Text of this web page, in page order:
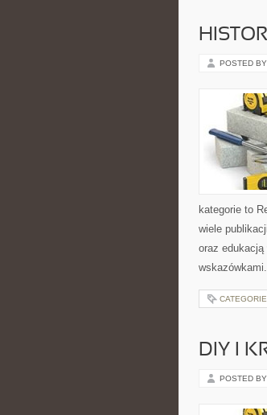
POSTED
kategorie to
wiele
oraz
DIY I
POSTED